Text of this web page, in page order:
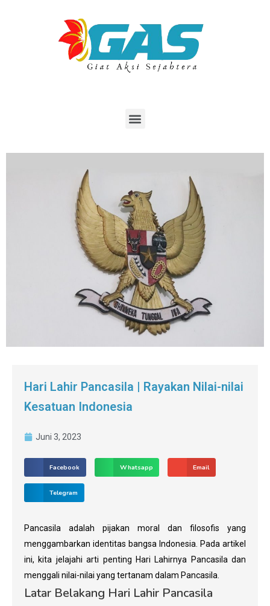
Hari Lahir Pancasila | Rayakan Nilai-nilai
Kesatuan Indonesia
Juni 3, 2023
Facebook Whatsapp Email
Telegram
Pancasila adalah pijakan moral dan filosofis yang
menggambarkan identitas bangsa Indonesia. Pada artikel
ini, kita jelajahi arti penting Hari Lahirnya Pancasila dan
menggali nilai-nilai yang tertanam dalam Pancasila.
Latar Belakang Hari Lahir Pancasila